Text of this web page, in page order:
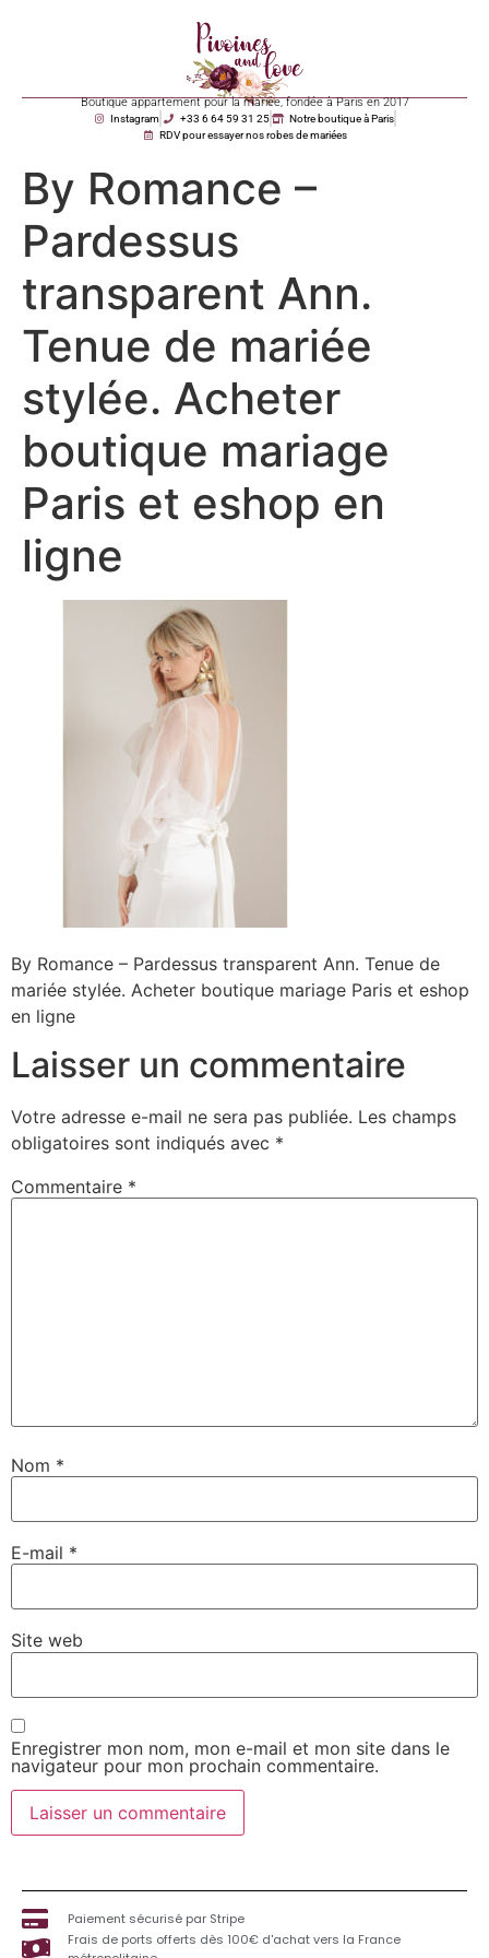
Boutique appartement pour la mariée, fondée à Paris en 2017
Instagram +33 6 64 59 31 25
Notre boutique à Paris
RDV pour essayer nos robes de mariées
By Romance –
Pardessus
transparent Ann.
Tenue de mariée
stylée. Acheter
boutique mariage
Paris et eshop en
ligne
By Romance – Pardessus transparent Ann. Tenue de
mariée stylée. Acheter boutique mariage Paris et eshop
en ligne
Laisser un commentaire
Votre adresse e-mail ne sera pas publiée. Les champs
obligatoires sont indiqués avec *
Commentaire *
Nom *
E-mail *
Site web
Enregistrer mon nom, mon e-mail et mon site dans le
navigateur pour mon prochain commentaire.
Paiement sécurisé par Stripe
Frais de ports offerts dès 100€ d'achat vers la France